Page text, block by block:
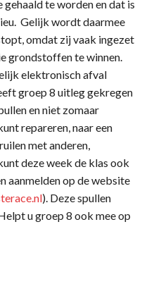
te worden en dat is
Gelijk wordt daarmee
omdat zij vaak ingezet
grondstoffen te winnen.
elektronisch afval
groep 8 uitleg gekregen
en niet zomaar
repareren, naar een
met anderen,
deze week de klas ook
aanmelden op de website
). Deze spullen
u groep 8 ook mee op